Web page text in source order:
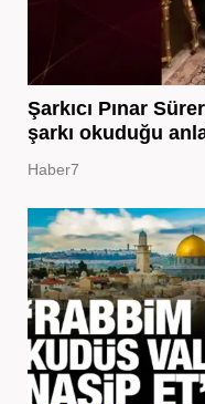
Şarkıcı Pınar
şarkı okuduğu
Haber7